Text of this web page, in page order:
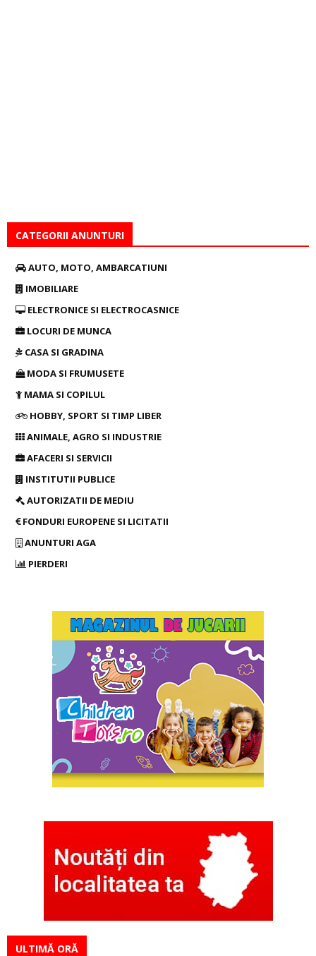
CATEGORII ANUNTURI
AUTO, MOTO, AMBARCATIUNI
IMOBILIARE
ELECTRONICE SI ELECTROCASNICE
LOCURI DE MUNCA
CASA SI GRADINA
MODA SI FRUMUSETE
MAMA SI COPILUL
HOBBY, SPORT SI TIMP LIBER
ANIMALE, AGRO SI INDUSTRIE
AFACERI SI SERVICII
INSTITUTII PUBLICE
AUTORIZATII DE MEDIU
FONDURI EUROPENE SI LICITATII
ANUNTURI AGA
PIERDERI
ULTIMĂ ORĂ